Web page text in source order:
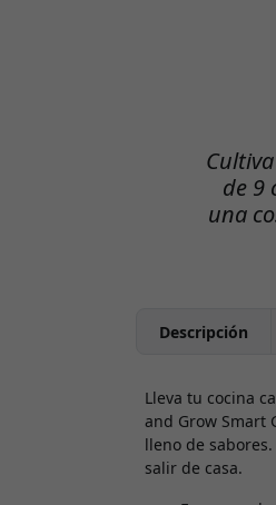
de 9
una
Descripción
Lleva tu cocina
and Grow Smart
lleno de
salir de casa.